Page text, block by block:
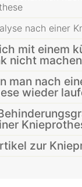
nach einer
mit einem
nicht
man nach
wieder
zur